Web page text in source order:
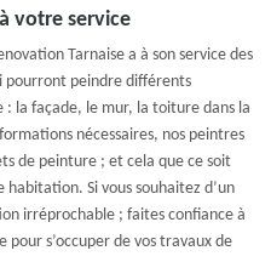
votre service
Tarnaise a à son service des
pourront peindre différents
la façade, le mur, la toiture dans la
nécessaires, nos peintres
de peinture ; et cela que ce soit
Si vous souhaitez d’un
irréprochable ; faites confiance à
pour s’occuper de vos travaux de